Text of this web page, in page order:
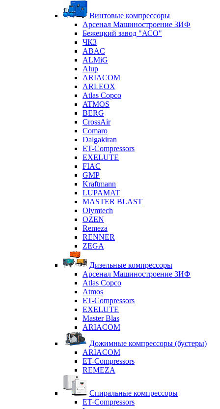
Винтовые компрессоры
Арсенал Машиностроение ЗИФ
Бежецкий завод "АСО"
ЧКЗ
ABAC
ALMiG
Alup
ARIACOM
ARLEOX
Atlas Copco
ATMOS
BERG
CrossAir
Comaro
Dalgakiran
ET-Compressors
EXELUTE
FIAC
GMP
Kraftmann
LUPAMAT
MASTER BLAST
Olymtech
OZEN
Remeza
RENNER
ZEGA
Дизельные компрессоры
Арсенал Машиностроение ЗИФ
Atlas Copco
Atmos
ET-Compressors
EXELUTE
Master Blas
ARIACOM
Дожимные компрессоры (бустеры)
ARIACOM
ET-Compressors
REMEZA
Спиральные компрессоры
ET-Compressors